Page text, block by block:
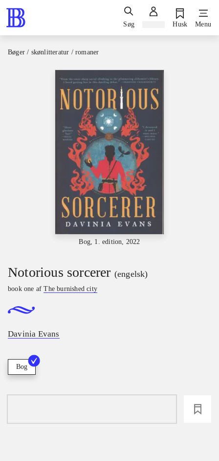
Søg Husk Menu
Bøger / skønlitteratur / romaner
Bog, 1. edition, 2022
Notorious sorcerer (engelsk)
book one afThe burnished city
Davinia Evans
Bog